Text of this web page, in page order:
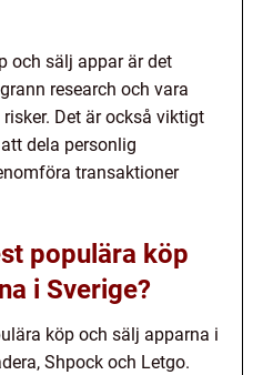
och sälj appar är det
research och vara
Det är också viktigt
dela personlig
transaktioner
populära köp
i Sverige?
köp och sälj apparna i
Shpock och Letgo.